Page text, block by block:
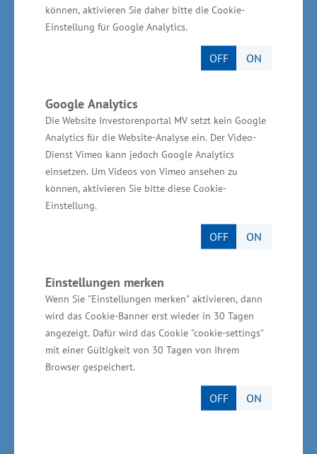
können, aktivieren Sie daher bitte die Cookie-
Einstellung für Google Analytics.
OFF ON
Google Analytics
Die Website Investorenportal MV setzt kein Google
Analytics für die Website-Analyse ein. Der Video-
Dienst Vimeo kann jedoch Google Analytics
einsetzen. Um Videos von Vimeo ansehen zu
können, aktivieren Sie bitte diese Cookie-
Einstellung.
OFF ON
Einstellungen merken
Wenn Sie "Einstellungen merken" aktivieren, dann
wird das Cookie-Banner erst wieder in 30 Tagen
angezeigt. Dafür wird das Cookie "cookie-settings"
mit einer Gültigkeit von 30 Tagen von Ihrem
Browser gespeichert.
OFF ON
Zentralvorstandes der Siemens AG und ehem.
Präsident der Deutschen Physikalischen
Informationen zur Förderung von
Forschung, Entwicklung und
Innovation (FuEuI) in
Mecklenburg-Vorpommern
In Mecklenburg-Vorpommern stehen in der
aktuellen EU-Förderperiode 2021 – 2027 aus
dem Europäischen Fonds für Regionale
Entwicklung (EFRE) rund 924 Millionen Euro
zur Verfügung. Davon sollen 65 Prozent in das
Politikfeld 1 – ein intelligenteres Europa –
fließen und davon allein in den Bereich der
wirtschaftsnahen Forschung - 266 Millionen
Euro. Die Mittel sollen wie folgt eingesetzt
werden: Einzelbetriebliche FuE Förderung ca.